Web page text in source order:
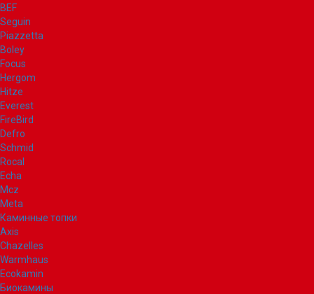
BEF
Seguin
Piazzetta
Boley
Focus
Hergom
Hitze
Everest
FireBird
Defro
Schmid
Rocal
Echa
Mcz
Meta
Каминные топки
Axis
Chazelles
Warmhaus
Ecokamin
Биокамины